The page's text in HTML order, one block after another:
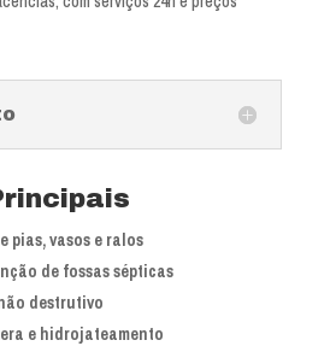
pias, vasos e ralos
de fossas sépticas
destrutivo
e hidrojateamento